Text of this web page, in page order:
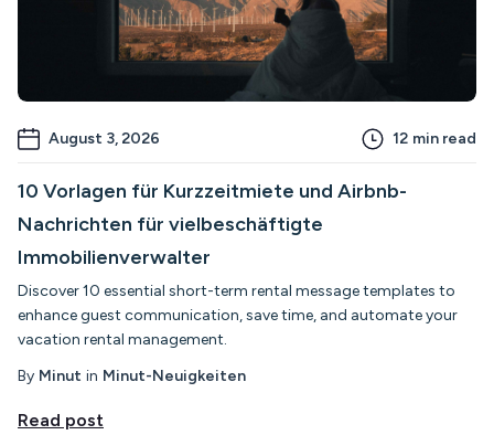
August 3, 2026 12 min read
10 Vorlagen für Kurzzeitmiete und Airbnb-
Nachrichten für vielbeschäftigte
Immobilienverwalter
Discover 10 essential short-term rental message templates to
enhance guest communication, save time, and automate your
vacation rental management.
By Minut in Minut-Neuigkeiten
Read post